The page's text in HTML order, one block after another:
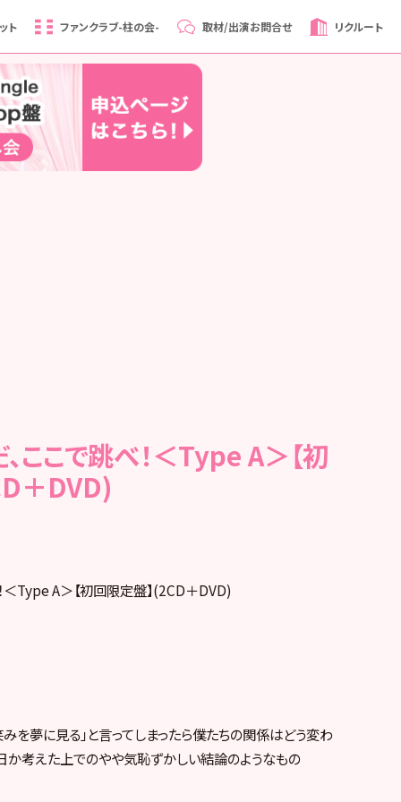
ト ファンクラブ-柱の会- 取材/出演お問合せ リクルート
ここで跳べ！＜Type A＞【初
＋DVD)
＜Type A＞【初回限定盤】(2CD＋DVD)
を夢に見る」と言ってしまったら僕たちの関係はどう変わ
か考えた上でのやや気恥ずかしい結論のようなもの